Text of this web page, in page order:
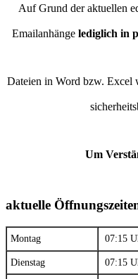
Auf Grund der aktuellen
Emailanhänge lediglich in
Dateien in Word bzw. Excel
Um
aktuelle
Montag 07:15
Dienstag 07:15